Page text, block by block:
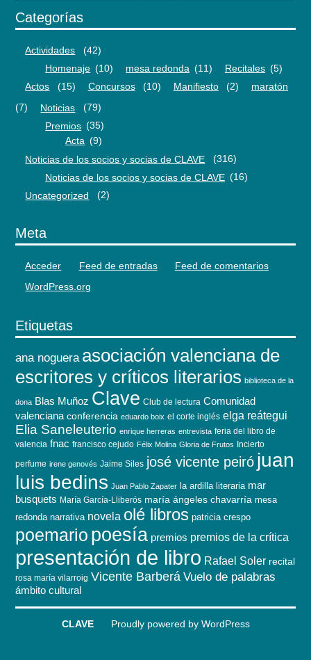
Categorías
Actividades
(42)
Homenaje (10) mesa redonda (11) Recitales (5)
Actos
(15) Concursos (10) Manifiesto (2)
maratón
(7)
Noticias
(79)
Premios (35)
Acta (9)
Noticias de los socios y socias de CLAVE
(316)
Noticias de los socios y socias de CLAVE (16)
Uncategorized
(2)
Meta
Acceder Feed de entradas
Feed de comentarios
WordPress.org
Etiquetas
ana noguera asociación valenciana de
escritores y críticos literarios biblioteca de la
dona Blas Muñoz Clave Club de lectura Comunidad
valenciana conferencia eduardo boix el corte inglés elga reátegui
Elia Saneleuterio enrique herreras entrevista feria del libro de
valencia fnac francisco cejudo Félix Molina Gloria de Frutos Incierto
perfume irene genovés Jaime Siles josé vicente peiró juan
luis bedins Juan Pablo Zapater la ardilla literaria mar
busquets María García-Lliberós maría ángeles chavarría mesa
redonda narrativa novela olé libros patricia crespo
poemario poesía premios premios de la crítica
presentación de libro Rafael Soler recital
rosa maría vilarroig Vicente Barberá Vuelo de palabras
ámbito cultural
CLAVE Proudly powered by WordPress